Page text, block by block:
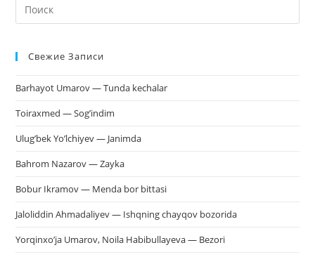
Свежие Записи
Barhayot Umarov — Tunda kechalar
Toiraxmed — Sog’indim
Ulug’bek Yo’lchiyev — Janimda
Bahrom Nazarov — Zayka
Bobur Ikramov — Menda bor bittasi
Jaloliddin Ahmadaliyev — Ishqning chayqov bozorida
Yorqinxo’ja Umarov, Noila Habibullayeva — Bezori